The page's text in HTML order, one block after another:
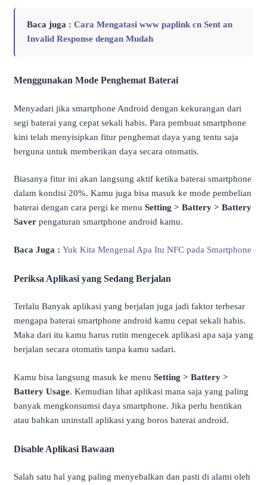
Baca juga : Cara Mengatasi www paplink cn Sent an
Invalid Response dengan Mudah
Menggunakan Mode Penghemat Baterai
Menyadari jika smartphone Android dengan kekurangan dari
segi baterai yang cepat sekali habis. Para pembuat smartphone
kini telah menyisipkan fitur penghemat daya yang tentu saja
berguna untuk memberikan daya secara otomatis.
Biasanya fitur ini akan langsung aktif ketika baterai smartphone
dalam kondisi 20%. Kamu juga bisa masuk ke mode pembelian
baterai dengan cara pergi ke menu Setting > Battery > Battery
Saver pengaturan smartphone android kamu.
Baca Juga : Yuk Kita Mengenal Apa Itu NFC pada Smartphone
Periksa Aplikasi yang Sedang Berjalan
Terlalu Banyak aplikasi yang berjalan juga jadi faktor terbesar
mengapa baterai smartphone android kamu cepat sekali habis.
Maka dari itu kamu harus rutin mengecek aplikasi apa saja yang
berjalan secara otomatis tanpa kamu sadari.
Kamu bisa langsung masuk ke menu Setting > Battery >
Battery Usage. Kemudian lihat aplikasi mana saja yang paling
banyak mengkonsumsi daya smartphone. Jika perlu hentikan
atau bahkan uninstall aplikasi yang boros baterai android.
Disable Aplikasi Bawaan
Salah satu hal yang paling menyebalkan dan pasti di alami oleh